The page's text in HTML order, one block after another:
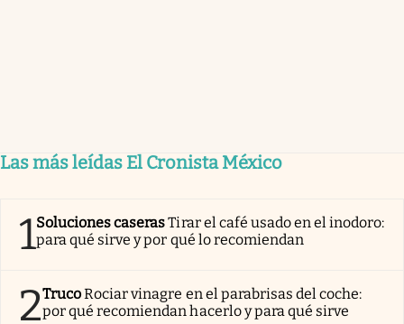
Las más leídas El Cronista México
1Soluciones caserasTirar el café usado en el inodoro:
para qué sirve y por qué lo recomiendan
2TrucoRociar vinagre en el parabrisas del coche:
por qué recomiendan hacerlo y para qué sirve